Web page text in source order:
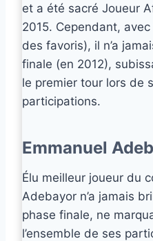
et a été sacré Joueur
2015. Cependant,
des favoris), il n’a
finale (en 2012),
le premier tour lors de
participations.
Emmanuel
Élu meilleur joueur du
Adebayor n’a jamais
phase finale, ne
l’ensemble de ses